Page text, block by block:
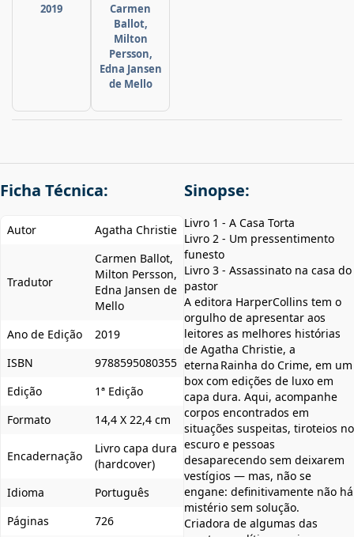
2019
Carmen
Ballot,
Milton
Persson,
Edna Jansen
de Mello
Ficha Técnica:
Autor Agatha Christie
Tradutor
Carmen Ballot,
Milton Persson,
Edna Jansen de
Mello
Ano de Edição
2019
ISBN
9788595080355
Edição
1ª Edição
Formato
14,4 X 22,4 cm
Encadernação
Livro capa dura
(hardcover)
Idioma
Português
Páginas
726
Sinopse:
Livro 1 - A Casa Torta
Livro 2 - Um pressentimento
funesto
Livro 3 - Assassinato na casa do
pastor
A editora HarperCollins tem o
orgulho de apresentar aos
leitores as melhores histórias
de Agatha Christie, a
eterna Rainha do Crime, em um
box com edições de luxo em
capa dura. Aqui, acompanhe
corpos encontrados em
situações suspeitas, tiroteios no
escuro e pessoas
desaparecendo sem deixarem
vestígios — mas, não se
engane: definitivamente não há
mistério sem solução.
Criadora de algumas das